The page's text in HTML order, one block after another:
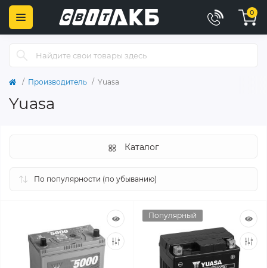
0
Производитель Yuasa
Yuasa
Каталог
Популярный